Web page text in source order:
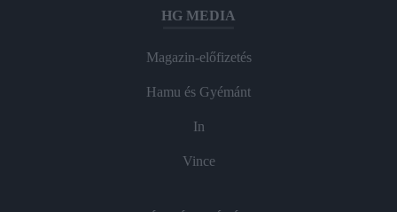
HG MEDIA
Magazin-előfizetés
Hamu és Gyémánt
In
Vince